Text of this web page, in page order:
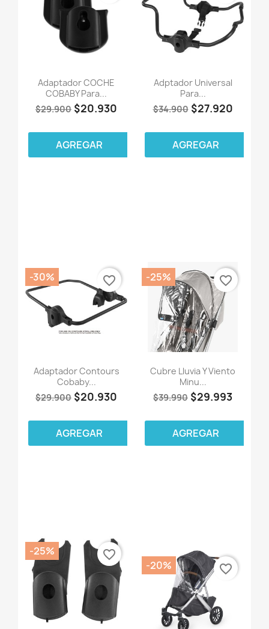
Adaptador COCHE
COBABY Para...
$29.900 $20.930
AGREGAR
Adptador Universal
Para...
$34.900 $27.920
AGREGAR
Adaptador Contours
Cobaby...
$29.900 $20.930
-30%
AGREGAR
favorite_border
Cubre Lluvia Y Viento
Minu...
$39.990 $29.993
-25%
AGREGAR
favorite_border
-25% favorite_border
-20% favorite_border